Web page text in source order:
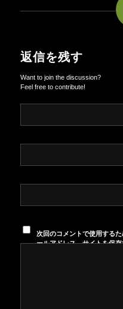
返信を残す
Want to join the discussion?
Feel free to contribute!
次回のコメントで使用する
ールアドレス、サイトを保